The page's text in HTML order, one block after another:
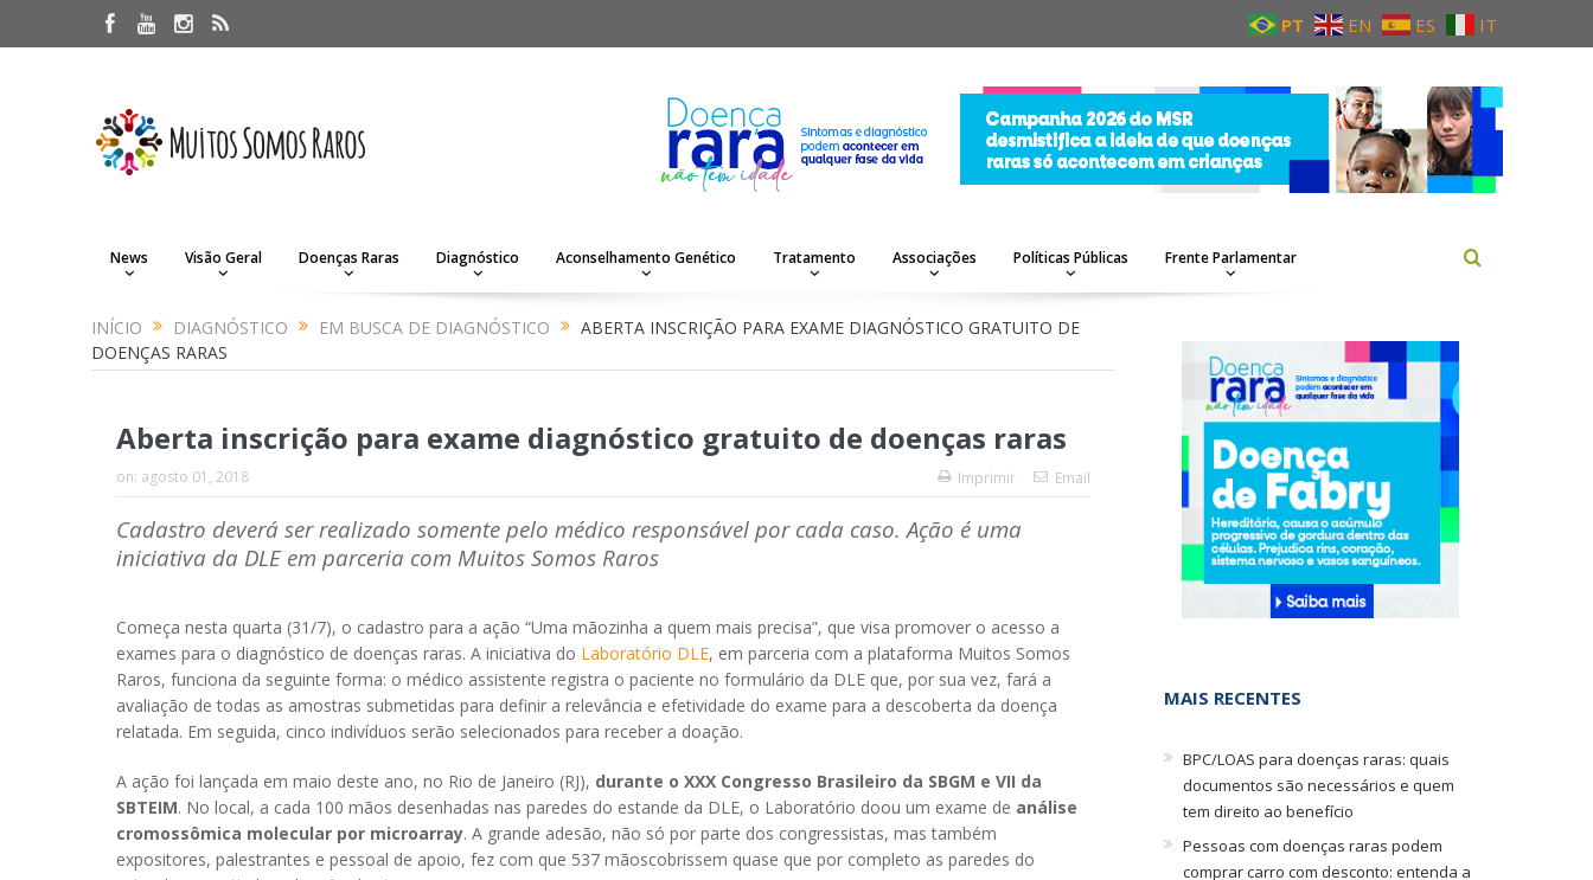
PT EN ES IT
News Visão Geral Doenças Raras Diagnóstico Aconselhamento Genético Tratamento Associações Políticas Públicas Frente Parlamentar
INÍCIO DIAGNÓSTICO EM BUSCA DE DIAGNÓSTICO
ABERTA INSCRIÇÃO PARA EXAME DIAGNÓSTICO GRATUITO DE
DOENÇAS RARAS
Aberta inscrição para exame diagnóstico gratuito de doenças raras
on: agosto 01, 2018 Imprimir Email
Cadastro deverá ser realizado somente pelo médico responsável por cada caso. Ação é uma
iniciativa da DLE em parceria com Muitos Somos Raros
Começa nesta quarta (31/7), o cadastro para a ação “Uma mãozinha a quem mais precisa”, que visa promover o acesso a
exames para o diagnóstico de doenças raras. A iniciativa do Laboratório DLE, em parceria com a plataforma Muitos Somos
Raros, funciona da seguinte forma: o médico assistente registra o paciente no formulário da DLE que, por sua vez, fará a
avaliação de todas as amostras submetidas para definir a relevância e efetividade do exame para a descoberta da doença
relatada. Em seguida, cinco indivíduos serão selecionados para receber a doação.
A ação foi lançada em maio deste ano, no Rio de Janeiro (RJ), durante o XXX Congresso Brasileiro da SBGM e VII da
SBTEIM. No local, a cada 100 mãos desenhadas nas paredes do estande da DLE, o Laboratório doou um exame de análise
cromossômica molecular por microarray. A grande adesão, não só por parte dos congressistas, mas também
expositores, palestrantes e pessoal de apoio, fez com que 537 mãoscobrissem quase que por completo as paredes do
MAIS RECENTES
BPC/LOAS para doenças raras: quais
documentos são necessários e quem
tem direito ao benefício
Pessoas com doenças raras podem
comprar carro com desconto: entenda a